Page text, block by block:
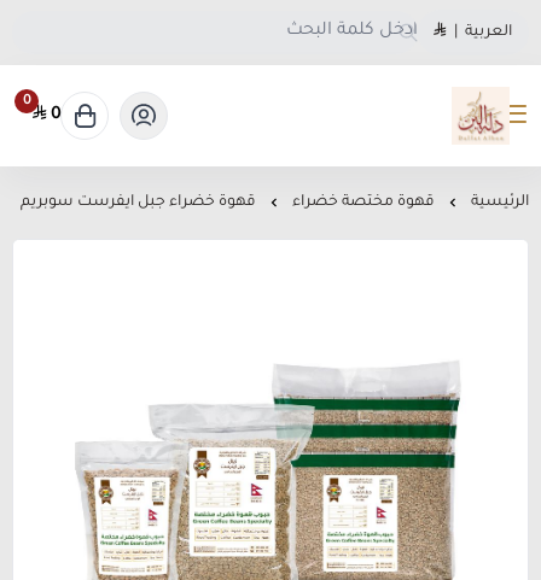
العربية
متجر دلة البن
0
0
الرئيسية قهوة مختصة خضراء قهوة خضراء جبل ايفرست سوبريم